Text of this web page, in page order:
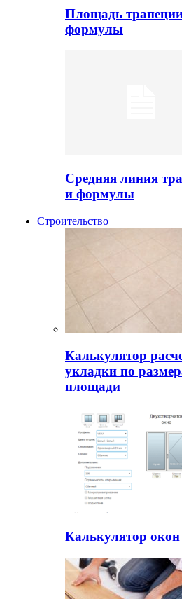
Площадь
формулы
Средняя линия
и формулы
Строительство
Калькулятор
укладки по
площади
Калькулятор окон